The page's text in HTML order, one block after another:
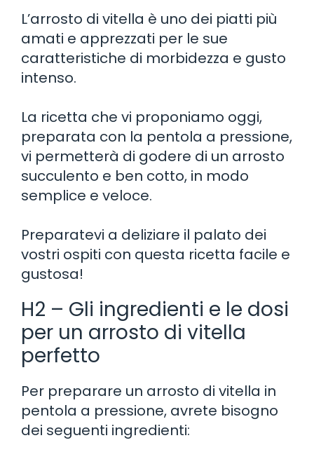
L’arrosto di vitella è uno dei piatti più
amati e apprezzati per le sue
caratteristiche di morbidezza e gusto
intenso.
La ricetta che vi proponiamo oggi,
preparata con la pentola a pressione,
vi permetterà di godere di un arrosto
succulento e ben cotto, in modo
semplice e veloce.
Preparatevi a deliziare il palato dei
vostri ospiti con questa ricetta facile e
gustosa!
H2 – Gli ingredienti e le dosi
per un arrosto di vitella
perfetto
Per preparare un arrosto di vitella in
pentola a pressione, avrete bisogno
dei seguenti ingredienti: